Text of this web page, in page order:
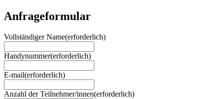
Anfrageformular
Vollständiger Name(erforderlich)
Handynummer(erforderlich)
E-mail(erforderlich)
Anzahl der Teilnehmer/innen(erforderlich)